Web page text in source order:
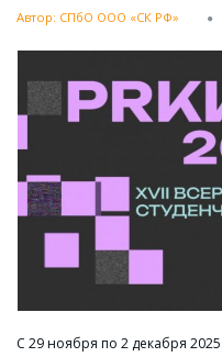
Автор: СПбО ООО «СК РФ»
С 29 ноября по 2 декабря